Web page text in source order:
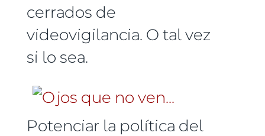
cerrados de
videovigilancia. O tal vez
si lo sea.
Potenciar la política del